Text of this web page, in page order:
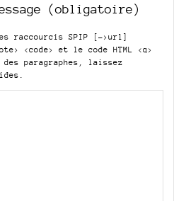
(obligatoire)
raccourcis SPIP
[->url]
<code>
et le code HTML <q>
des paragraphes, laissez